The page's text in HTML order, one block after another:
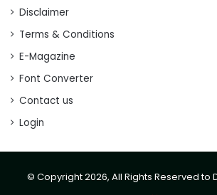
Disclaimer
Terms & Conditions
E-Magazine
Font Converter
Contact us
Login
© Copyright 2026, All Rights Reserved to